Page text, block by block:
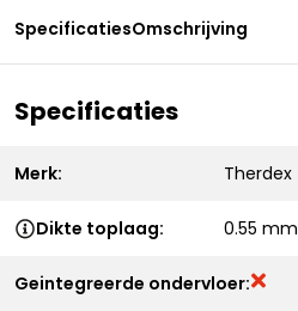
SpecificatiesOmschrijving
Specificaties
Merk: Therdex
Dikte toplaag: 0.55 mm
Geintegreerde ondervloer: